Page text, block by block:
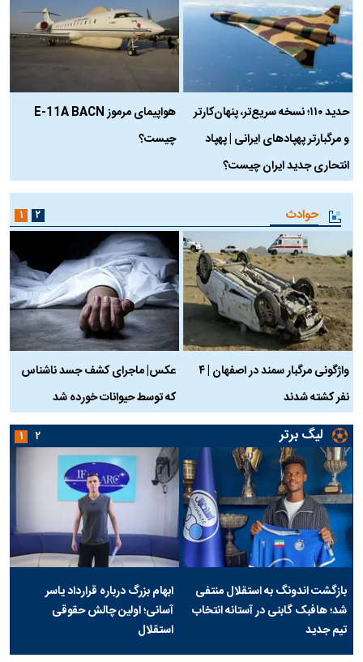
حدید ۱۱۰؛ نسخه سریع‌تر، پنهان‌کارتر
و مرگبارتر پهپادهای ایرانی | پهپاد
انتحاری جدید ایران چیست؟
هواپیمای مرموز E-11A BACN
چیست؟
حوادث
واژگونی مرگبار سمند در اصفهان | ۴
نفر کشته شدند
عکس| ماجرای کشف جسد ناشناس
که توسط حیوانات خورده شد
۱ ۲
لیگ برتر
بازگشت اندونگ به استقلال منتفی
شد؛ هافبک گابنی در آستانه انتخاب
تیم جدید
ابهام بزرگ درباره قرارداد یاسر
آسانی؛ اولین چالش حقوقی
استقلال
۱ ۲